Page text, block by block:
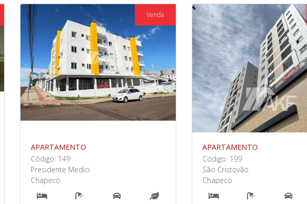
Venda
APARTAMENTO
Código: 149
Presidente Medici
Chapecó
APARTAMENTO
Código: 199
São Cristovão
Chapecó